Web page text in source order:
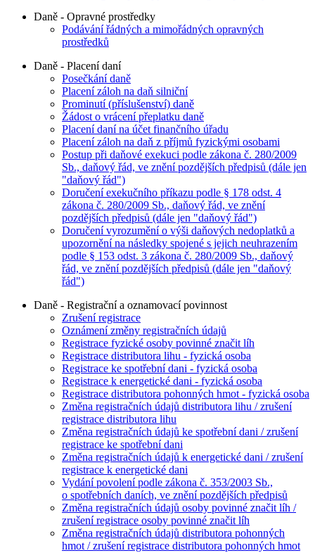
Daně - Opravné prostředky
Podávání řádných a mimořádných opravných
prostředků
Daně - Placení daní
Posečkání daně
Placení záloh na daň silniční
Prominutí (příslušenství) daně
Žádost o vrácení přeplatku daně
Placení daní na účet finančního úřadu
Placení záloh na daň z příjmů fyzickými osobami
Postup při daňové exekuci podle zákona č. 280/2009
Sb., daňový řád, ve znění pozdějších předpisů (dále jen
"daňový řád")
Doručení exekučního příkazu podle § 178 odst. 4
zákona č. 280/2009 Sb., daňový řád, ve znění
pozdějších předpisů (dále jen "daňový řád")
Doručení vyrozumění o výši daňových nedoplatků a
upozornění na následky spojené s jejich neuhrazením
podle § 153 odst. 3 zákona č. 280/2009 Sb., daňový
řád, ve znění pozdějších předpisů (dále jen "daňový
řád")
Daně - Registrační a oznamovací povinnost
Zrušení registrace
Oznámení změny registračních údajů
Registrace fyzické osoby povinné značit líh
Registrace distributora lihu - fyzická osoba
Registrace ke spotřební dani - fyzická osoba
Registrace k energetické dani - fyzická osoba
Registrace distributora pohonných hmot - fyzická osoba
Změna registračních údajů distributora lihu / zrušení
registrace distributora lihu
Změna registračních údajů ke spotřební dani / zrušení
registrace ke spotřební dani
Změna registračních údajů k energetické dani / zrušení
registrace k energetické dani
Vydání povolení podle zákona č. 353/2003 Sb.,
o spotřebních daních, ve znění pozdějších předpisů
Změna registračních údajů osoby povinné značit líh /
zrušení registrace osoby povinné značit líh
Změna registračních údajů distributora pohonných
hmot / zrušení registrace distributora pohonných hmot